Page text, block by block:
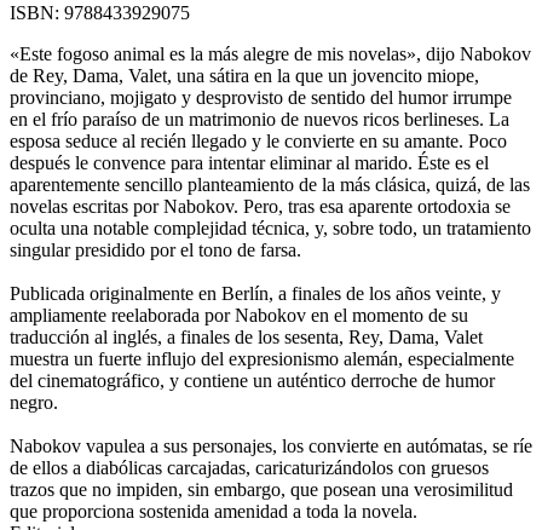
ISBN: 9788433929075
«Este fogoso animal es la más alegre de mis novelas», dijo Nabokov
de Rey, Dama, Valet, una sátira en la que un jovencito miope,
provinciano, mojigato y desprovisto de sentido del humor irrumpe
en el frío paraíso de un matrimonio de nuevos ricos berlineses. La
esposa seduce al recién llegado y le convierte en su amante. Poco
después le convence para intentar eliminar al marido. Éste es el
aparentemente sencillo planteamiento de la más clásica, quizá, de las
novelas escritas por Nabokov. Pero, tras esa aparente ortodoxia se
oculta una notable complejidad técnica, y, sobre todo, un tratamiento
singular presidido por el tono de farsa.
Publicada originalmente en Berlín, a finales de los años veinte, y
ampliamente reelaborada por Nabokov en el momento de su
traducción al inglés, a finales de los sesenta, Rey, Dama, Valet
muestra un fuerte influjo del expresionismo alemán, especialmente
del cinematográfico, y contiene un auténtico derroche de humor
negro.
Nabokov vapulea a sus personajes, los convierte en autómatas, se ríe
de ellos a diabólicas carcajadas, caricaturizándolos con gruesos
trazos que no impiden, sin embargo, que posean una verosimilitud
que proporciona sostenida amenidad a toda la novela.